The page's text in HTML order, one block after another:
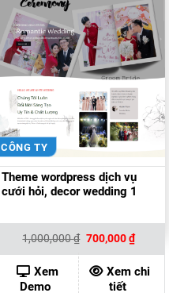
CÔNG TY
Theme wordpress dịch vụ
cưới hỏi, decor wedding 1
1,000,000₫ Giá
là:
1,000,000 ₫.
700,000₫Giá
hiện
tại
là:
Xem
Demo
Xem chi
tiết